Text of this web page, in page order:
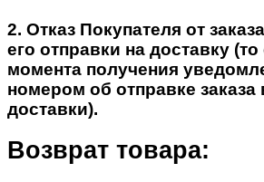
2. Отказ Покупателя от
его отправки на доставку (то
момента получения
номером об отправке заказа
доставки).
Возврат товара: